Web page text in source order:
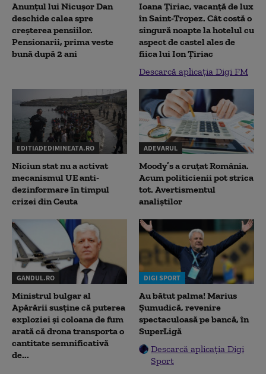
Anunțul lui Nicușor Dan
deschide calea spre
creșterea pensiilor.
Pensionarii, prima veste
bună după 2 ani
Ioana Țiriac, vacanță de lux
în Saint-Tropez. Cât costă o
singură noapte la hotelul cu
aspect de castel ales de
fiica lui Ion Țiriac
Descarcă aplicația Digi FM
EDITIADEDIMINEATA.RO
Niciun stat nu a activat
mecanismul UE anti-
dezinformare în timpul
crizei din Ceuta
ADEVARUL
Moody’s a cruțat România.
Acum politicienii pot strica
tot. Avertismentul
analiștilor
GANDUL.RO
Ministrul bulgar al
Apărării susține că puterea
exploziei și coloana de fum
arată că drona transporta o
cantitate semnificativă
de...
DIGI SPORT
Au bătut palma! Marius
Șumudică, revenire
spectaculoasă pe bancă, în
SuperLigă
Descarcă aplicația Digi
Sport